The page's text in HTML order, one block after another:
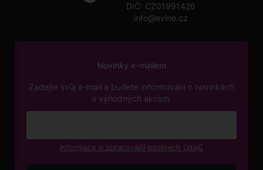
DIČ: CZ01991426
info@evino.cz
Novinky e-mailem
Zadejte svůj e-mail a budete informováni o novinkách
a výhodných akcích.
Informace o zpracování osobních údajů